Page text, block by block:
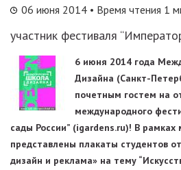
06 июня 2014 • Время чтения 1
участник фестиваля
6 июня 2014 года
Дизайна (Санкт-
почетным гостем на
международного
сады России” (igardens.ru)! В рамках
представлены плакаты студентов
дизайн и реклама» на тему